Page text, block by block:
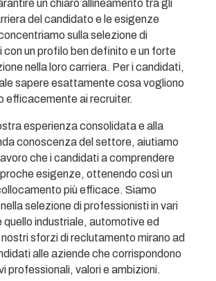
un chiaro allineamento tra gli
del candidato e le esigenze
sulla selezione di
un profilo ben definito e un forte
nella loro carriera. Per i candidati,
sapere esattamente cosa vogliono
efficacemente ai recruiter.
esperienza consolidata e alla
conoscenza del settore, aiutiamo
che i candidati a comprendere
esigenze, ottenendo così un
più efficace. Siamo
selezione di professionisti in vari
industriale, automotive ed
sforzi di reclutamento mirano ad
alle aziende che corrispondono
professionali, valori e ambizioni.